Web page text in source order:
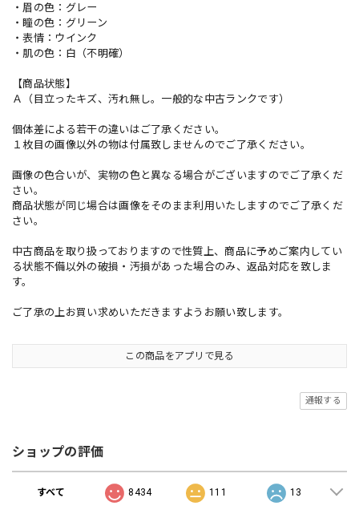
・眉の色：グレー
・瞳の色：グリーン
・表情：ウインク
・肌の色：白（不明確）
【商品状態】
Ａ（目立ったキズ、汚れ無し。一般的な中古ランクです）
個体差による若干の違いはご了承ください。
１枚目の画像以外の物は付属致しませんのでご了承ください。
画像の色合いが、実物の色と異なる場合がございますのでご了承くだ
さい。
商品状態が同じ場合は画像をそのまま利用いたしますのでご了承くだ
さい。
中古商品を取り扱っておりますので性質上、商品に予めご案内してい
る状態不備以外の破損・汚損があった場合のみ、返品対応を致しま
す。
ご了承の上お買い求めいただきますようお願い致します。
この商品をアプリで見る
通報する
ショップの評価
すべて 8434 111 13